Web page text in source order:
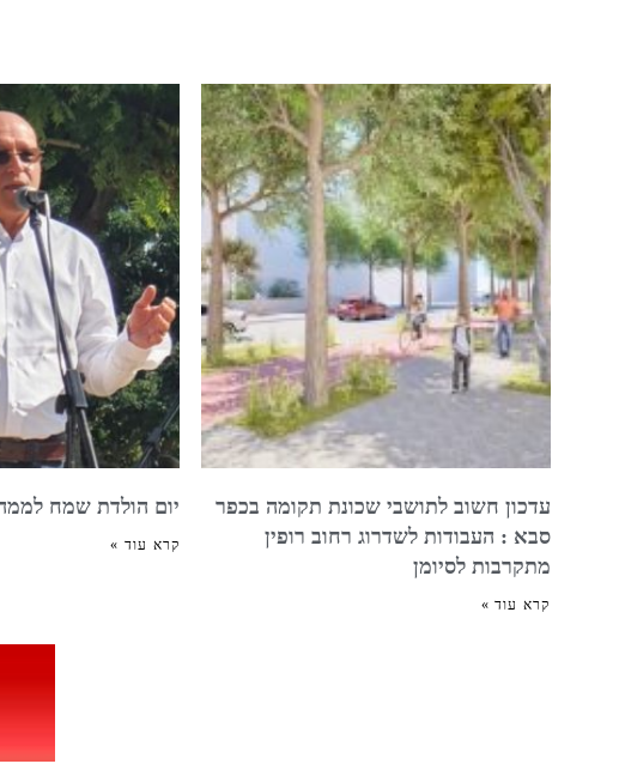
עדכון חשוב לתושבי שכונת תקומה בכפר
סבא : העבודות לשדרוג רחוב רופין
מתקרבות לסיומן
קרא עוד »
יום הולדת שמח לממה
קרא עוד »